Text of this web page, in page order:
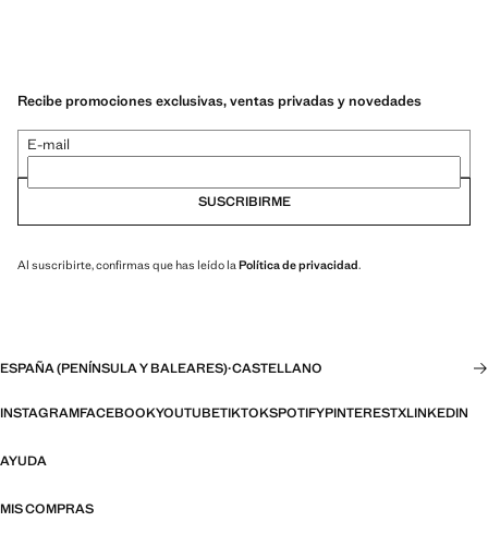
Recibe promociones exclusivas, ventas privadas y novedades
E-mail
SUSCRIBIRME
Al suscribirte, confirmas que has leído laPolítica de privacidad.
ESPAÑA (PENÍNSULA Y BALEARES)·CASTELLANO
INSTAGRAMFACEBOOKYOUTUBETIKTOKSPOTIFYPINTERESTXLINKEDIN
AYUDA
MIS COMPRAS